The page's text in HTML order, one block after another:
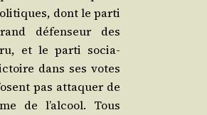
dont le par­ti
défen­seur des
et le par­ti socia­
dans ses votes
pas atta­quer de
de l’alcool. Tous